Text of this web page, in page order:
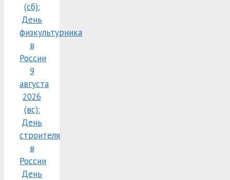
(сб):
День
физкультурника
в
России
9
августа
2026
(вс):
День
строителя
в
России
День